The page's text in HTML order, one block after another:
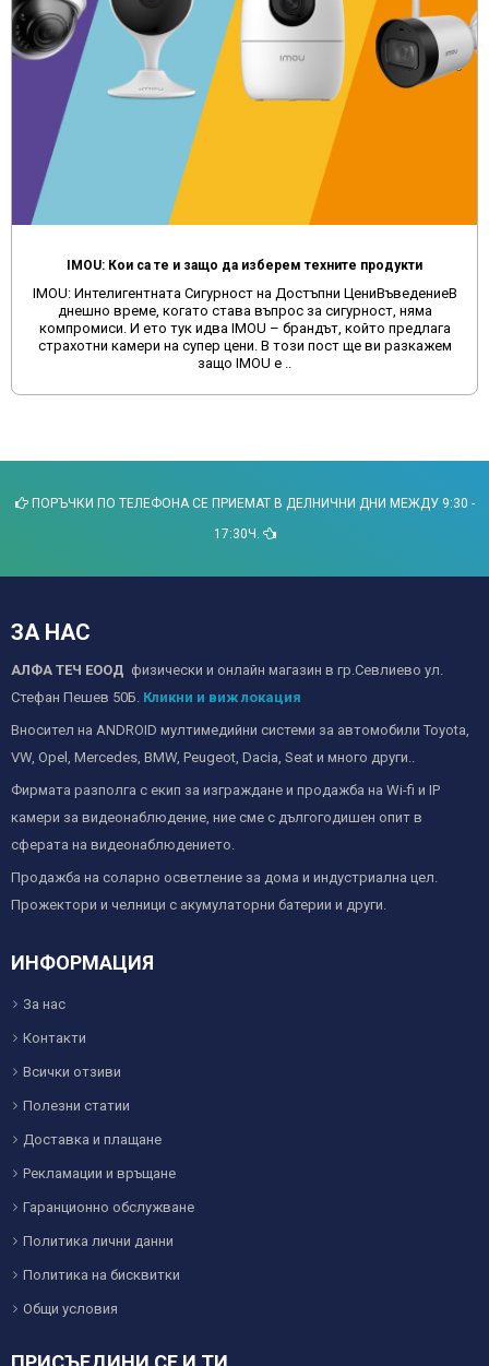
IMOU: Кои са те и защо да изберем техните продукти
IMOU: Интелигентната Сигурност на Достъпни ЦениВъведениеВ
днешно време, когато става въпрос за сигурност, няма
компромиси. И ето тук идва IMOU – брандът, който предлага
страхотни камери на супер цени. В този пост ще ви разкажем
защо IMOU е ..
ПОРЪЧКИ ПО ТЕЛЕФОНА СЕ ПРИЕМАТ В ДЕЛНИЧНИ ДНИ МЕЖДУ 9:30 -
17:30Ч.
ЗА НАС
АЛФА ТЕЧ ЕООД физически и онлайн магазин в гр.Севлиево ул.
Стефан Пешев 50Б. Кликни и виж локация
Вносител на ANDROID мултимедийни системи за автомобили Toyota,
VW, Opel, Mercedes, BMW, Peugeot, Dacia, Seat и много други..
Фирмата разполга с екип за изграждане и продажба на Wi-fi и IP
камери за видеонаблюдение, ние сме с дългогодишен опит в
сферата на видеонаблюдението.
Продажба на соларно осветление за дома и индустриална цел.
Прожектори и челници с акумулаторни батерии и други.
ИНФОРМАЦИЯ
За нас
Контакти
Всички отзиви
Полезни статии
Доставка и плащане
Рекламации и връщане
Гаранционно обслужване
Политика лични данни
Политика на бисквитки
Общи условия